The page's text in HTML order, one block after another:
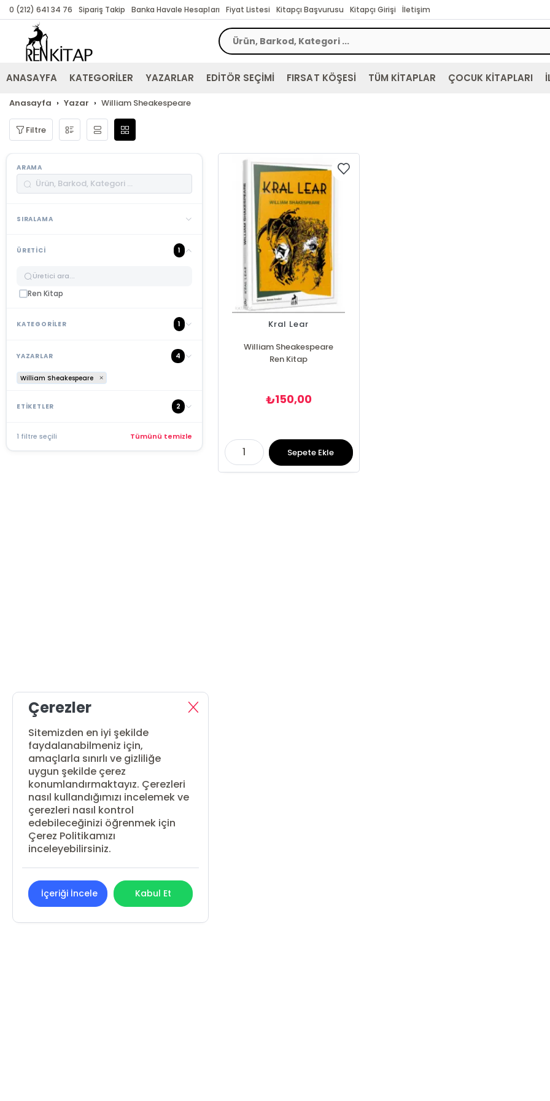
0 (212) 641 34 76 Sipariş Takip Banka Havale Hesapları Fiyat Listesi Kitapçı Başvurusu Kitapçı Girişi İletişim
ANASAYFA KATEGORİLER YAZARLAR EDİTÖR SEÇİMİ FIRSAT KÖŞESİ TÜM KİTAPLAR ÇOCUK KİTAPLARI
Anasayfa Yazar William Sheakespeare
Filtre
ARAMA
SIRALAMA
ÜRETICI 1
Ren Kitap
KATEGORİLER 1
YAZARLAR 4
William Sheakespeare
ETİKETLER 2
1 filtre seçili Tümünü temizle
Kral Lear
William Sheakespeare
Ren Kitap
₺150,00
Sepete Ekle
Çerezler
Sitemizden en iyi şekilde
faydalanabilmeniz için,
amaçlarla sınırlı ve gizliliğe
uygun şekilde çerez
konumlandırmaktayız. Çerezleri
nasıl kullandığımızı incelemek ve
çerezleri nasıl kontrol
edebileceğinizi öğrenmek için
Çerez Politikamızı
inceleyebilirsiniz.
İçeriği İncele Kabul Et